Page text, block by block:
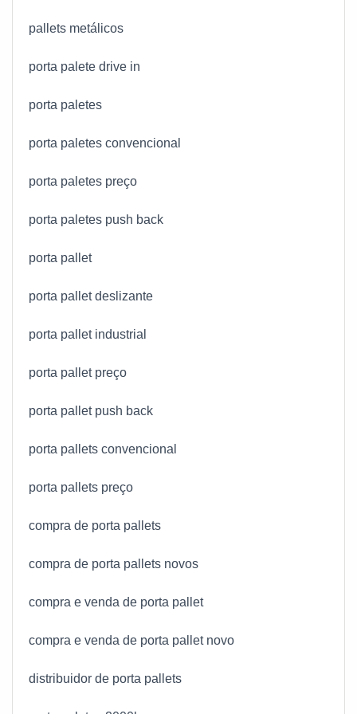
pallets metálicos
porta palete drive in
porta paletes
porta paletes convencional
porta paletes preço
porta paletes push back
porta pallet
porta pallet deslizante
porta pallet industrial
porta pallet preço
porta pallet push back
porta pallets convencional
porta pallets preço
compra de porta pallets
compra de porta pallets novos
compra e venda de porta pallet
compra e venda de porta pallet novo
distribuidor de porta pallets